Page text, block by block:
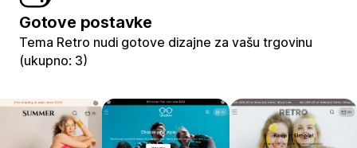
Gotove postavke
Tema Retro nudi gotove dizajne za vašu trgovinu
(ukupno: 3)